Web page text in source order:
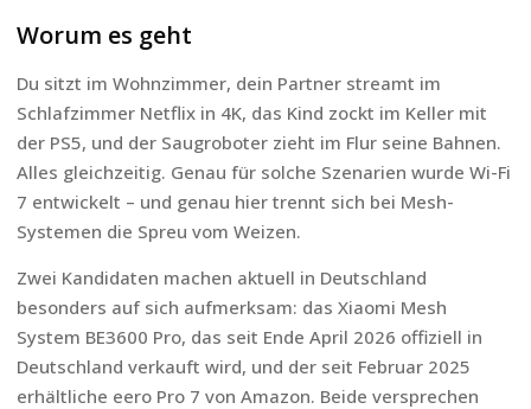
Worum es geht
Du sitzt im Wohnzimmer, dein Partner streamt im
Schlafzimmer Netflix in 4K, das Kind zockt im Keller mit
der PS5, und der Saugroboter zieht im Flur seine Bahnen.
Alles gleichzeitig. Genau für solche Szenarien wurde Wi-Fi
7 entwickelt – und genau hier trennt sich bei Mesh-
Systemen die Spreu vom Weizen.
Zwei Kandidaten machen aktuell in Deutschland
besonders auf sich aufmerksam: das Xiaomi Mesh
System BE3600 Pro, das seit Ende April 2026 offiziell in
Deutschland verkauft wird, und der seit Februar 2025
erhältliche eero Pro 7 von Amazon. Beide versprechen